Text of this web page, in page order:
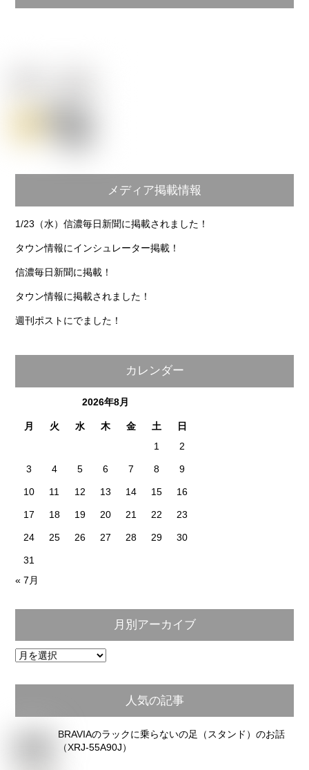
メディア掲載情報
1/23（水）信濃毎日新聞に掲載されました！
タウン情報にインシュレーター掲載！
信濃毎日新聞に掲載！
タウン情報に掲載されました！
週刊ポストにでました！
カレンダー
2026年8月
月 火 水 木 金 土
日
1
2
3 4 5 6 7 8 9
10 11 12 13 14 15 16
17 18 19 20 21 22 23
24 25 26 27 28 29 30
31
« 7月
月別アーカイブ
月
ア
カ
人気の記事
BRAVIAのラックに乗らないの足（スタンド）のお話
（XRJ-55A90J）